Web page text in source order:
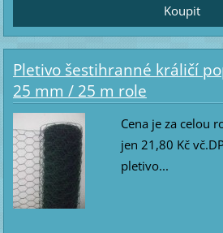
Pletivo šestihranné králičí
25 mm / 25 m role
Cena je za celou
jen 21,80 Kč
pletivo...